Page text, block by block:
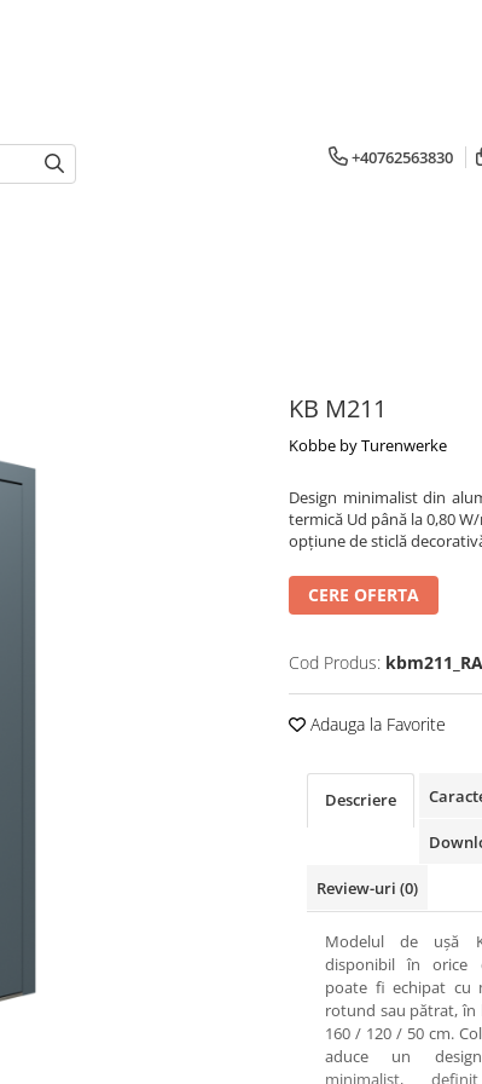
+40762563830
KB M211
Kobbe by Turenwerke
Design minimalist din
termică Ud până la 0,80
opțiune de sticlă
CERE OFERTA
Cod Produs:
Adauga la Favorite
Descriere
Review-uri (0)
Modelul de ușă
disponibil în orice
poate fi echipat cu
rotund sau pătrat, în
160 / 120 / 50 cm.
aduce un
minimalist,